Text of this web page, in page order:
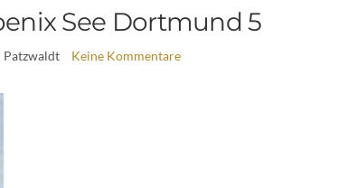
See Dortmund 5
Patzwaldt Keine Kommentare